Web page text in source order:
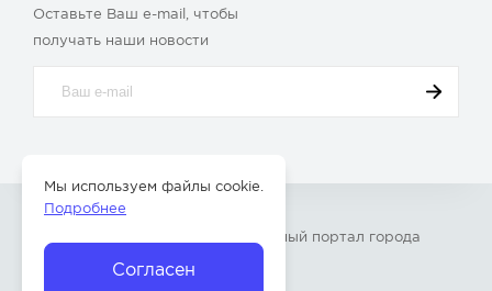
Оставьте Ваш e-mail, чтобы
получать наши новости
» – Главный портал города
Бор Нижегородской области
Согласен
Мы используем файлы cookie.
Подробнее